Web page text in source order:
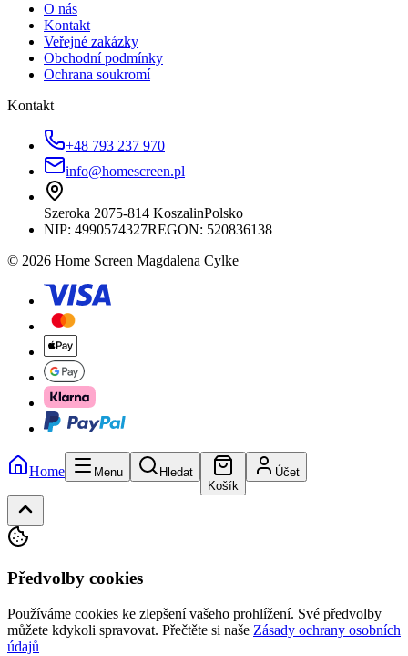
O nás
Kontakt
Veřejné zakázky
Obchodní podmínky
Ochrana soukromí
Kontakt
+48 793 237 970
info@homescreen.pl
Szeroka 2075-814 KoszalinPolsko
NIP: 4990574327REGON: 520836138
© 2026 Home Screen Magdalena Cylke
Home Menu
Hledat
Košík
Účet
Předvolby cookies
Používáme cookies ke zlepšení vašeho prohlížení. Své předvolby
můžete kdykoli spravovat. Přečtěte si naše Zásady ochrany osobních
údajů